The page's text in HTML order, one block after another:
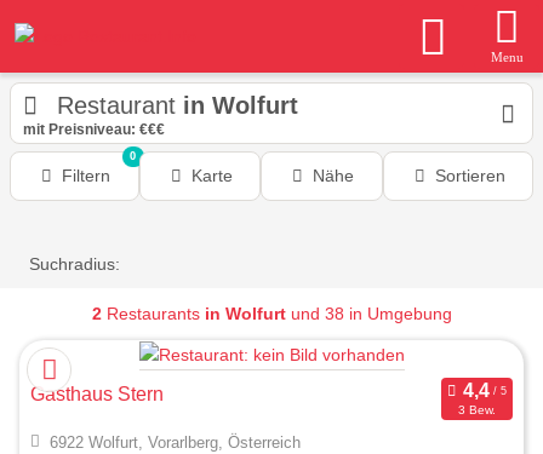
Menu
Restaurant in Wolfurt
mit Preisniveau: €€€
Filtern
0
Karte Nähe Sortieren
Suchradius:
2Restaurants in Wolfurtund 38 in Umgebung
Gasthaus Stern
3 Bew.
6922 Wolfurt, Vorarlberg, Österreich